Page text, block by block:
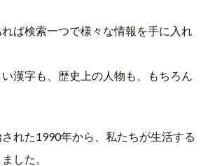
ば検索一つで様々な情報を手に入れ
漢字も、歴史上の人物も、もちろん
れた1990年から、私たちが生活する
した。